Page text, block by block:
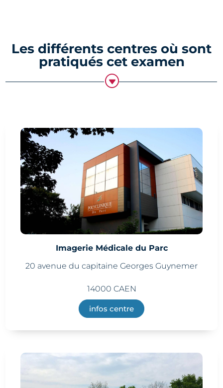
Les différents centres où sont
pratiqués cet examen
G
Imagerie Médicale du Parc
20 avenue du capitaine Georges Guynemer
14000 CAEN
infos centre